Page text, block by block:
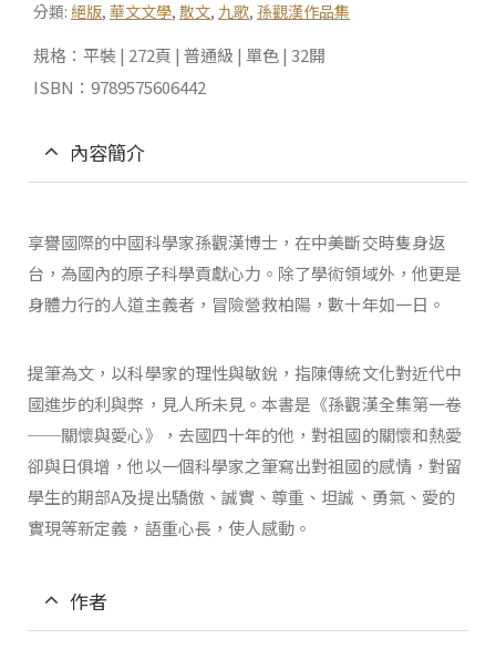
分類: 絕版, 華文文學, 散文, 九歌, 孫觀漢作品集
規格：平裝 | 272頁 | 普通級 | 單色 | 32開
ISBN：9789575606442
內容簡介
享譽國際的中國科學家孫觀漢博士，在中美斷交時隻身返
台，為國內的原子科學貢獻心力。除了學術領域外，他更是
身體力行的人道主義者，冒險營救柏陽，數十年如一日。
提筆為文，以科學家的理性與敏銳，指陳傳統文化對近代中
國進步的利與弊，見人所未見。本書是《孫觀漢全集第一卷
──關懷與愛心》，去國四十年的他，對祖國的關懷和熱愛
卻與日俱增，他以一個科學家之筆寫出對祖國的感情，對留
學生的期部A及提出驕傲、誠實、尊重、坦誠、勇氣、愛的
實現等新定義，語重心長，使人感動。
作者